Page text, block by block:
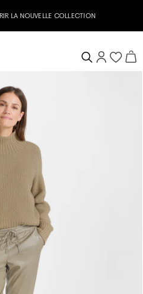
LA NOUVELLE COLLECTION